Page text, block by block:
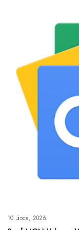
10 Lipca, 2026